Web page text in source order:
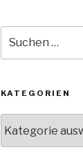
nach:
KATEGORIEN